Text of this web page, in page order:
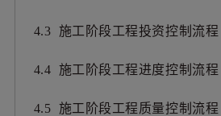
4.3 施工阶段工程投资控制流程
4.4 施工阶段工程进度控制流程
4.5 施工阶段工程质量控制流程